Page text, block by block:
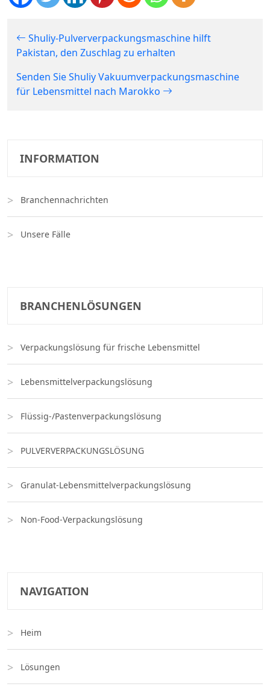
Shuliy-Pulververpackungsmaschine hilft
Pakistan, den Zuschlag zu erhalten
Senden Sie Shuliy Vakuumverpackungsmaschine
für Lebensmittel nach Marokko
INFORMATION
Branchennachrichten
Unsere Fälle
BRANCHENLÖSUNGEN
Verpackungslösung für frische Lebensmittel
Lebensmittelverpackungslösung
Flüssig-/Pastenverpackungslösung
PULVERVERPACKUNGSLÖSUNG
Granulat-Lebensmittelverpackungslösung
Non-Food-Verpackungslösung
NAVIGATION
Heim
Lösungen